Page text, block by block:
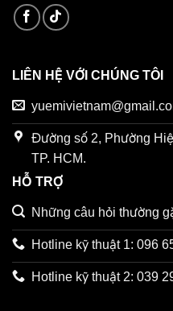
LIÊN HỆ VỚI CHÚNG TÔI
Đường số 2, Phường
TP. HCM.
HỖ TRỢ
Những câu hỏi thường
Hotline kỹ thuật 1: 096
Hotline kỹ thuật 2: 039